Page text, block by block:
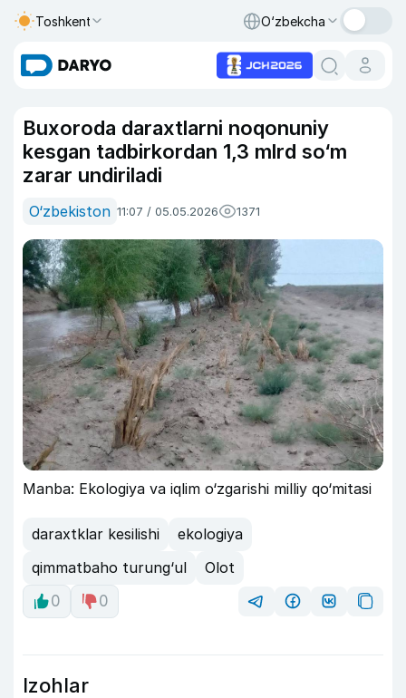
Toshkent O‘zbekcha
Buxoroda daraxtlarni noqonuniy
kesgan tadbirkordan 1,3 mlrd so‘m
zarar undiriladi
O‘zbekiston 11:07 / 05.05.2026 1371
Manba: Ekologiya va iqlim o‘zgarishi milliy qo‘mitasi
daraxtklar kesilishi
ekologiya
qimmatbaho turung‘ul
Olot
0
0
Izohlar